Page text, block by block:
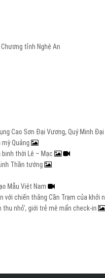
tỉnh Nghệ An
Cao Sơn Đại Vương, Quý Minh
Quảng
binh thời Lê – Mạc
Thần tướng
Mẫu Việt Nam
với chiến thắng Cần Trạm của khởi
thu nhỏ', giới trẻ mê mẩn check-in